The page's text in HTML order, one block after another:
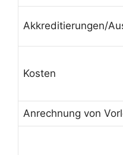
Akkreditierungen/
Kosten
Anrechnung von